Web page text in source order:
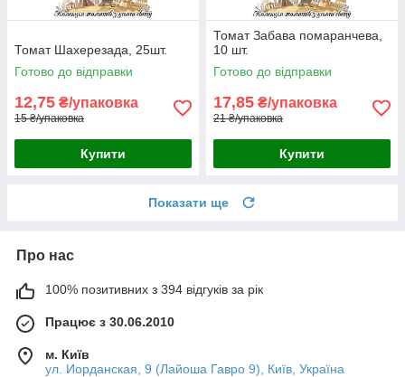
Томат Шахерезада, 25шт.
Готово до відправки
12,75 ₴/упаковка
15 ₴/упаковка
Купити
Томат Забава помаранчева,
10 шт.
Готово до відправки
17,85 ₴/упаковка
21 ₴/упаковка
Купити
Показати ще
Про нас
100% позитивних з 394 відгуків за рік
Працює з 30.06.2010
м. Київ
ул. Иорданская, 9 (Лайоша Гавро 9), Київ, Україна